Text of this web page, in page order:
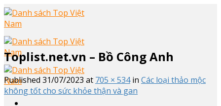
Skip
to
content
Toplist.net.vn – Bồ Công Anh
Published 31/07/2023 at 705 × 534in Các loại thảo mộc
không tốt cho sức khỏe thận và gan